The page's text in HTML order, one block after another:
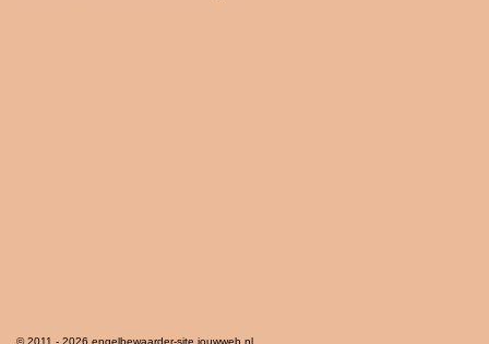
© 2011 - 2026 engelbewaarder-site.jouwweb.nl